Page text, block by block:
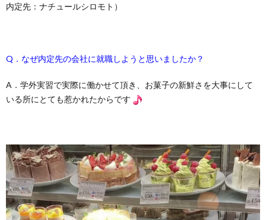
内定先：ナチュールシロモト）
Q．なぜ内定先の会社に就職しようと思いましたか？
A．学外実習で実際に働かせて頂き、お菓子の新鮮さを大事にして
いる所にとても惹かれたからです